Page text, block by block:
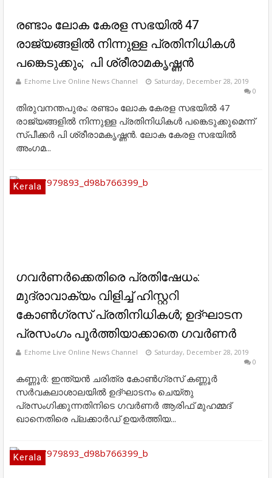
രണ്ടാം ലോക കേരള സഭയിൽ 47
രാജ്യങ്ങളിൽ നിന്നുള്ള പ്രതിനിധികൾ
പങ്കെടുക്കും; പി ശ്രീരാമകൃഷ്ണൻ
Ezhome Live Online News Channel
Saturday, December 28, 2019
0
തിരുവനന്തപുരം: രണ്ടാം ലോക കേരള സഭയിൽ 47
രാജ്യങ്ങളിൽ നിന്നുള്ള പ്രതിനിധികൾ പങ്കെടുക്കുമെന്ന്
സ്പീക്കർ പി ശ്രീരാമകൃഷ്ണൻ. ലോക കേരള സഭയിൽ
അംഗമ...
Kerala
ഗവർണർക്കെതിരെ പ്രതിഷേധം:
മുദ്രാവാക്യം വിളിച്ച് ഹിസ്റ്ററി
കോൺഗ്രസ് പ്രതിനിധികൾ; ഉദ്ഘാടന
പ്രസംഗം പൂർത്തിയാക്കാതെ ഗവർണർ
Ezhome Live Online News Channel
Saturday, December 28, 2019
0
കണ്ണൂർ: ഇന്ത്യൻ ചരിത്ര കോൺഗ്രസ് കണ്ണൂർ
സർവകലാശാലയിൽ ഉദ്ഘാടനം ചെയ്തു
പ്രസംഗിക്കുന്നതിനിടെ ഗവർണർ ആരിഫ് മുഹമ്മദ്
ഖാനെതിരെ പ്ലക്കാർഡ് ഉയർത്തിയ...
Kerala